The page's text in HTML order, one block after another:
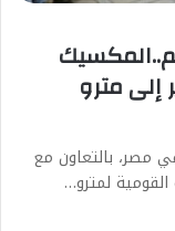
إلى مترو
مصر، بالتعاون مع
لمترو…